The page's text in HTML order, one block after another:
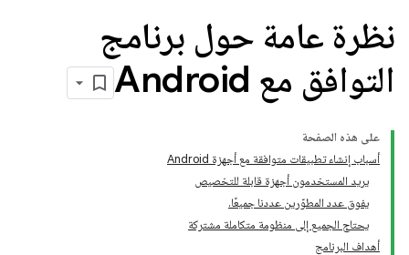
نظرة عامة حول برنامج
التوافق مع Android
على هذه الصفحة
أسباب إنشاء تطبيقات متوافقة مع أجهزة Android
يريد المستخدمون أجهزة قابلة للتخصيص
يفوق عدد المطوّرين عددنا جميعًا.
يحتاج الجميع إلى منظومة متكاملة مشتركة
أهداف البرنامج